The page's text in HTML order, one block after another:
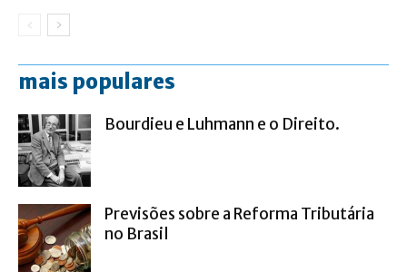
mais populares
Bourdieu e Luhmann e o Direito.
Previsões sobre a Reforma Tributária
no Brasil